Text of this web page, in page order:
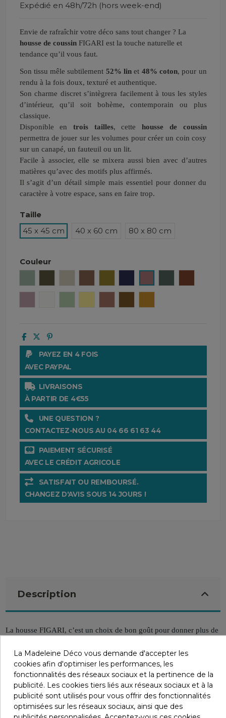
Expédié en 48h/72h (hors week-end)
Envie de rafraîchir votre déco sans tout changer ? La
housse de coussinFIGARI est la touche naturelle et
tendance qu’il vous faut.
Son tissu mêle subtilement 52% lin et 48% coton, pour un
rendu à la fois doux, texturé et authentique.
Son charme discret s’intègrera facilement à tous les styles
d’intérieur, qu’il soit bohème, contemporain ou plus
classique.
Disponible en trois tailles, cettehousse de coussin
permettra de jouer sur les volumes pour créer un coin cosy
sur un canapé, un fauteuil ou un lit.
Facile à associer, elle se mixera aussi bien avec d’autres
matières qu’avec des motifs plus affirmés.
Il s’agit d’un détail simple mais essentiel pour donner du
caractère à votre espace, sans en faire trop.
Taille
45 x 45 cm
40 x 60 cm 80 x 80 cm
Couleur
PAYEZ EN 4 FOIS
AVEC PAYPAL
LIVRAISONS
À PARTIR DE 4€55
UNE QUESTION ?
CONTACTEZ-NOUS AU 04 66 61 63 44
PAIEMENT SÉCURISÉ
AVEC LE CRÉDIT AGRICOLE
SATISFAIT OU REMBOURSÉ.
CHANGEZ D'AVIS SOUS 14 JOURS !
Description
La housse FIGARI, c’est un choix de bon goût pour donner plus de
Détails du produit
Infos livraisons
La Madeleine Déco vous demande d'accepter les
cookies afin d'optimiser les performances, les
fonctionnalités des réseaux sociaux et la pertinence de la
publicité. Les cookies tiers liés aux réseaux sociaux et à la
publicité sont utilisés pour vous offrir des fonctionnalités
optimisées sur les réseaux sociaux, ainsi que des